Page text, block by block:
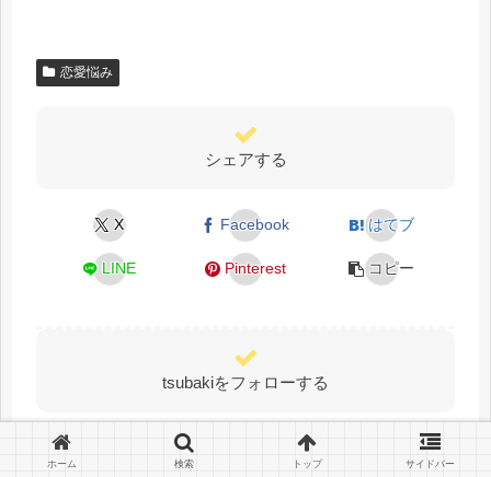
恋愛悩み
シェアする
X Facebook はてブ
LINE Pinterest コピー
tsubakiをフォローする
ホーム 検索 トップ サイドバー